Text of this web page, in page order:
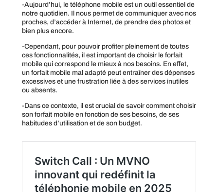
-Aujourd’hui, le téléphone mobile est un outil essentiel de
notre quotidien. Il nous permet de communiquer avec nos
proches, d’accéder à Internet, de prendre des photos et
bien plus encore.
-Cependant, pour pouvoir profiter pleinement de toutes
ces fonctionnalités, il est important de choisir le forfait
mobile qui correspond le mieux à nos besoins. En effet,
un forfait mobile mal adapté peut entraîner des dépenses
excessives et une frustration liée à des services inutiles
ou absents.
-Dans ce contexte, il est crucial de savoir comment choisir
son forfait mobile en fonction de ses besoins, de ses
habitudes d’utilisation et de son budget.